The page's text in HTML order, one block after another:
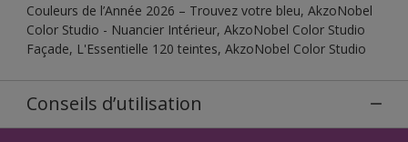
Couleurs de l’Année 2026 – Trouvez votre bleu, AkzoNobel
Color Studio - Nuancier Intérieur, AkzoNobel Color Studio
Façade, L'Essentielle 120 teintes, AkzoNobel Color Studio
Conseils d’utilisation